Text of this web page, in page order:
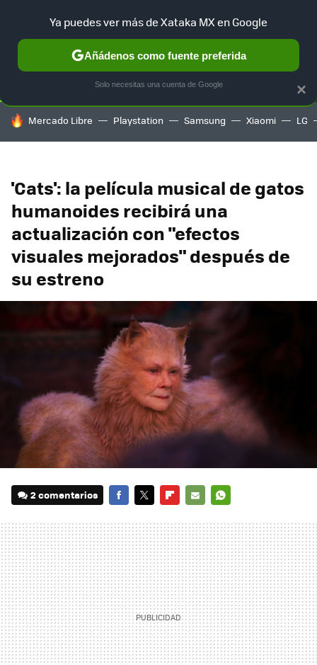
SELECCIÓN GAMING HOME AUTO TERRITORIO
HOY SE HABLA DE
Mercado Libre Playstation Samsung Xiaomi LG
'Cats': la película musical de gatos
humanoides recibirá una
actualización con "efectos
visuales mejorados" después de
su estreno
2 comentarios
MAIL
×
Ya puedes ver más de Xataka MX en Google
Añádenos como fuente preferida
Solo necesitas una cuenta de Google